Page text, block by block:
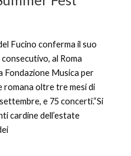
Fucino conferma il suo
al Roma
Fondazione Musica per
romana oltre tre mesi di
e 75 concerti.“Si
cardine dell’estate